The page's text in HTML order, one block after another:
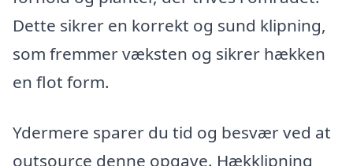
Dette sikrer en korrekt og sund klipning,
som fremmer væksten og sikrer hækken
en flot form.
Ydermere sparer du tid og besvær ved at
outsource denne opgave. Hækklipning